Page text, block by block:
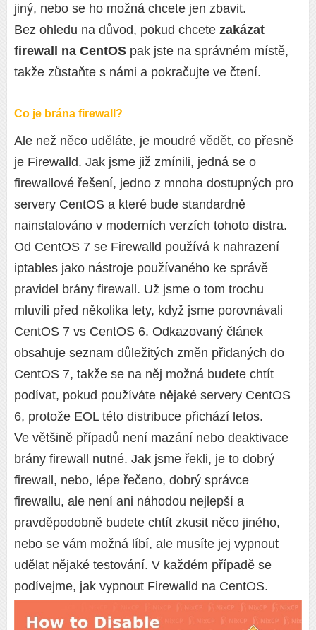
jiný, nebo se ho možná chcete jen zbavit.
Bez ohledu na důvod, pokud chcete zakázat
firewall na CentOS pak jste na správném místě,
takže zůstaňte s námi a pokračujte ve čtení.
Co je brána firewall?
Ale než něco uděláte, je moudré vědět, co přesně
je Firewalld. Jak jsme již zmínili, jedná se o
firewallové řešení, jedno z mnoha dostupných pro
servery CentOS a které bude standardně
nainstalováno v moderních verzích tohoto distra.
Od CentOS 7 se Firewalld používá k nahrazení
iptables jako nástroje používaného ke správě
pravidel brány firewall. Už jsme o tom trochu
mluvili před několika lety, když jsme porovnávali
CentOS 7 vs CentOS 6. Odkazovaný článek
obsahuje seznam důležitých změn přidaných do
CentOS 7, takže se na něj možná budete chtít
podívat, pokud používáte nějaké servery CentOS
6, protože EOL této distribuce přichází letos.
Ve většině případů není mazání nebo deaktivace
brány firewall nutné. Jak jsme řekli, je to dobrý
firewall, nebo, lépe řečeno, dobrý správce
firewallu, ale není ani náhodou nejlepší a
pravděpodobně budete chtít zkusit něco jiného, ​​
nebo se vám možná líbí, ale musíte jej vypnout
udělat nějaké testování. V každém případě se
podívejme, jak vypnout Firewalld na CentOS.